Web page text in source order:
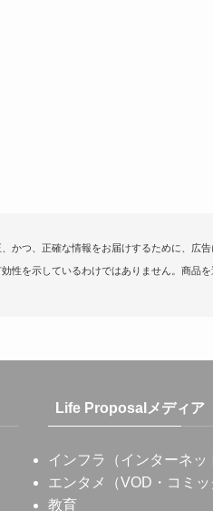
かつ、正確な情報をお届けするために、広
性を示しているわけではありません。商品
Life Proposalメディア
インフラ（インターネッ
エンタメ（VOD・コミッ
教育